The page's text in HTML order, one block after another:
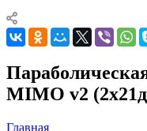
MIMO v2
Главная